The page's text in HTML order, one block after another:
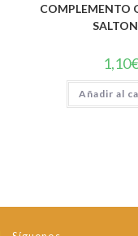
COMPLEMENTO
1,10
Añadir al